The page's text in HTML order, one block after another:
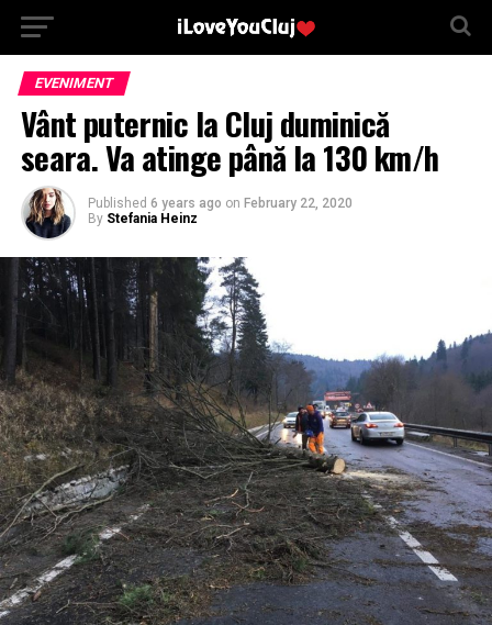
EVENIMENT
Vânt puternic la Cluj duminică
seara. Va atinge până la 130 km/h
Published 6 years ago on February 22, 2020
By Stefania Heinz